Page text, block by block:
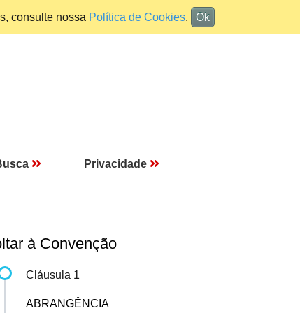
consulte nossa Política de Cookies. Ok
Privacidade
à Convenção
Cláusula 1
ABRANGÊNCIA